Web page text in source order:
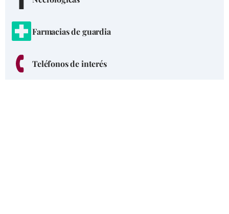
Farmacias de guardia
Teléfonos de interés